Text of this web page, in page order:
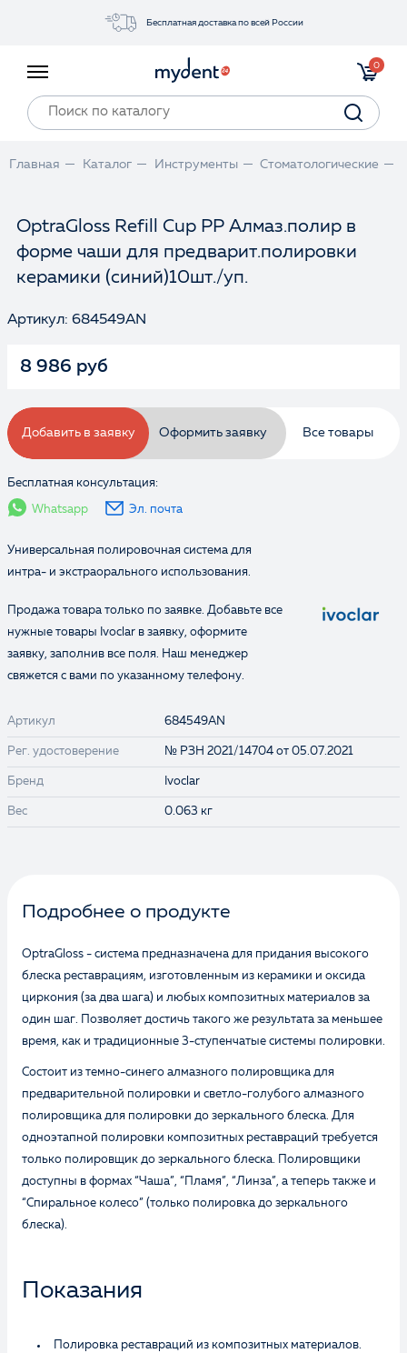
Бесплатная доставка по всей России
Прайс-лист
Войти
0
Главная Каталог Инструменты Стоматологические
OptraGloss Refill Cup PP Алмаз.полир в
форме чаши для предварит.полировки
керамики (синий)10шт./уп.
Артикул: 684549AN
8 986 руб
Добавить в заявку Оформить заявку Все товары
Отправить
Бесплатная консультация:
Whatsapp Эл. почта
Универсальная полировочная система для
интра- и экстраорального использования.
Продажа товара только по заявке. Добавьте все
нужные товары Ivoclar в заявку, оформите
заявку, заполнив все поля. Наш менеджер
свяжется с вами по указанному телефону.
Артикул 684549AN
Рег. удостоверение № РЗН 2021/14704 от 05.07.2021
Бренд Ivoclar
Вес 0.063 кг
Подробнее о продукте
OptraGloss - система предназначена для придания высокого
блеска реставрациям, изготовленным из керамики и оксида
циркония (за два шага) и любых композитных материалов за
один шаг. Позволяет достичь такого же результата за меньшее
время, как и традиционные 3-ступенчатые системы полировки.
Состоит из темно-синего алмазного полировщика для
предварительной полировки и светло-голубого алмазного
полировщика для полировки до зеркального блеска. Для
одноэтапной полировки композитных реставраций требуется
только полировщик до зеркального блеска. Полировщики
доступны в формах “Чаша”, “Пламя”, “Линза”, а теперь также и
“Спиральное колесо” (только полировка до зеркального
блеска).
Показания
Полировка реставраций из композитных материалов.